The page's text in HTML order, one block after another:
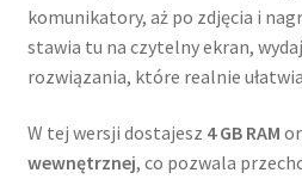
komunikatory, aż po zdjęcia i
stawia tu na czytelny ekran,
rozwiązania, które realnie
W tej wersji dostajesz 4 GB RAM
wewnętrznej, co pozwala